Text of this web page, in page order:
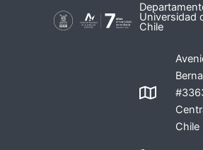
Universidad
Chile
Chile